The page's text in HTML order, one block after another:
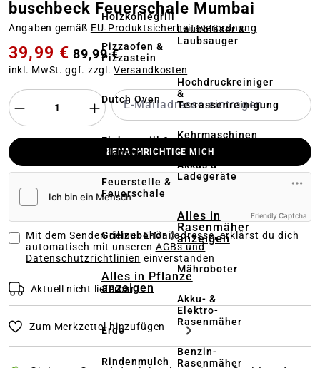
Holzkohlegrill
Pizzaofen &
Pizzastein
Dutch Oven
Elektrogrill &
Plancha
Feuerstelle &
Feuerschale
Grillzubehör
Alles in Pflanze
anzeigen
Erde
Rindenmulch
Laubbläser &
Laubsauger
Hochdruckreiniger
&
Terrassenreinigung
Kehrmaschinen
Akkus &
Ladegeräte
Alles in
Rasenmäher
anzeigen
Mähroboter
Akku- &
Elektro-
Rasenmäher
Benzin-
Rasenmäher
buschbeck Feuerschale Mumbai
Angaben gemäß EU‑Produktsicherheitsverordnung
39,99 € 89,99 €
inkl. MwSt. ggf. zzgl.Versandkosten
BENACHRICHTIGE MICH
Friendly Captcha
Mit dem Senden deiner E-Mailadresse, erklärst du dich
automatisch mit unseren AGBs und
Datenschutzrichtlinien einverstanden
Aktuell nicht lieferbar
Zum Merkzettel hinzufügen